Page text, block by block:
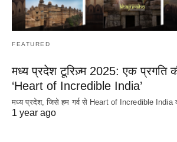
FEATURED
मध्य प्रदेश टूरिज़्म 2025: एक प्रगति
‘Heart of Incredible India’
मध्य प्रदेश, जिसे हम गर्व से Heart of Incredible India
1 year ago